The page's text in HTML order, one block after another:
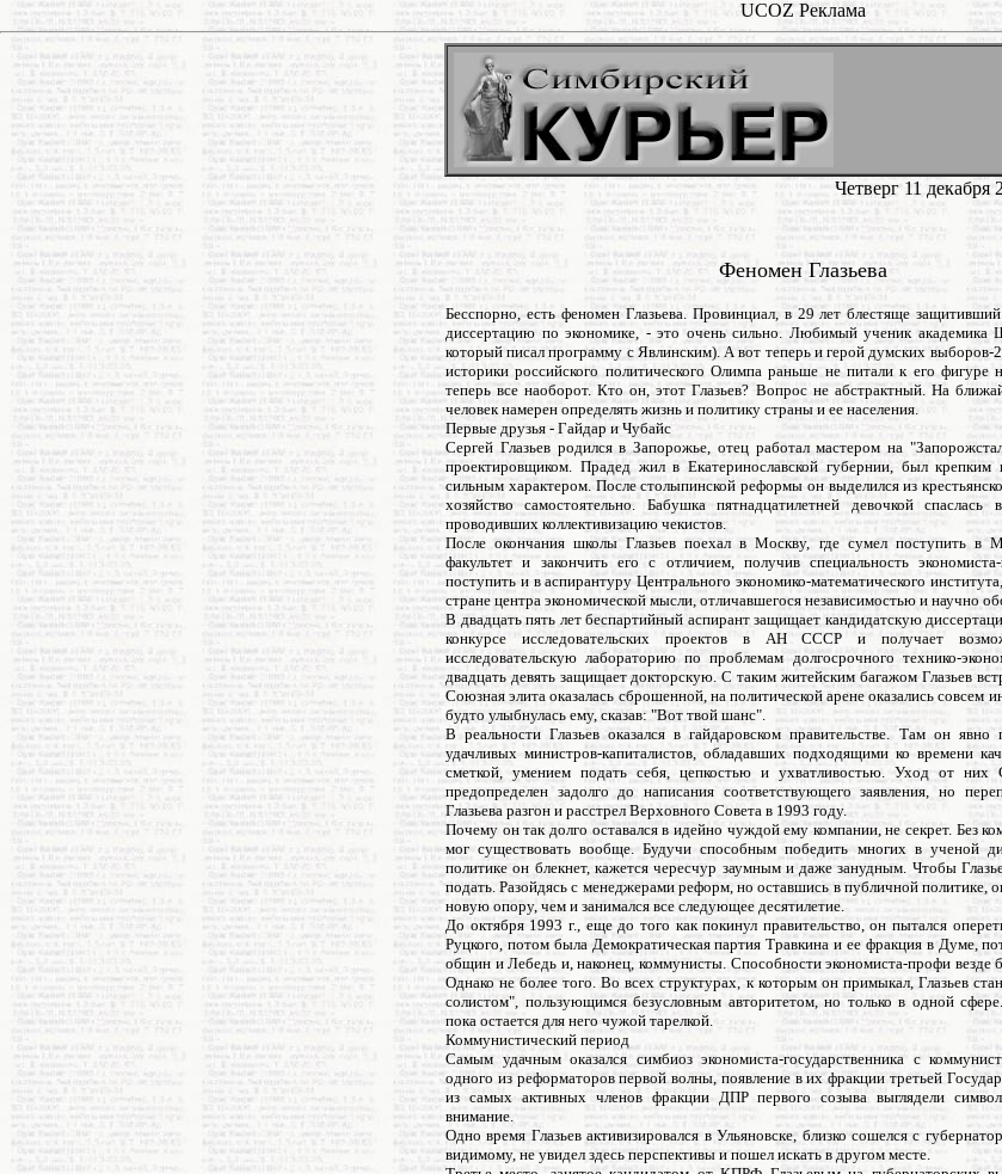
UCOZ Реклама
Четверг 11
Феномен Глазьева
Бесспорно, есть феномен Глазьева. Провинциал, в 29 лет блестяще
диссертацию по экономике, - это очень сильно. Любимый ученик академика
который писал программу с Явлинским). А вот теперь и герой думских выборов-
историки российского политического Олимпа раньше не питали к его фигуре
теперь все наоборот. Кто он, этот Глазьев? Вопрос не абстрактный. На
человек намерен определять жизнь и политику страны и ее населения.
Первые друзья - Гайдар и Чубайс
Сергей Глазьев родился в Запорожье, отец работал мастером на
проектировщиком. Прадед жил в Екатеринославской губернии, был крепким
сильным характером. После столыпинской реформы он выделился из
хозяйство самостоятельно. Бабушка пятнадцатилетней девочкой
проводивших коллективизацию чекистов.
После окончания школы Глазьев поехал в Москву, где сумел поступить в
факультет и закончить его с отличием, получив специальность
поступить и в аспирантуру Центрального экономико-математического
стране центра экономической мысли, отличавшегося независимостью и научно
В двадцать пять лет беспартийный аспирант защищает кандидатскую
конкурсе исследовательских проектов в АН СССР и получает
исследовательскую лабораторию по проблемам долгосрочного технико-
двадцать девять защищает докторскую. С таким житейским багажом Глазьев
Союзная элита оказалась сброшенной, на политической арене оказались совсем
будто улыбнулась ему, сказав: "Вот твой шанс".
В реальности Глазьев оказался в гайдаровском правительстве. Там он
удачливых министров-капиталистов, обладавших подходящими ко времени
сметкой, умением подать себя, цепкостью и ухватливостью. Уход от
предопределен задолго до написания соответствующего заявления, но
Глазьева разгон и расстрел Верховного Совета в 1993 году.
Почему он так долго оставался в идейно чуждой ему компании, не секрет. Без
мог существовать вообще. Будучи способным победить многих в ученой
политике он блекнет, кажется чересчур заумным и даже занудным. Чтобы
подать. Разойдясь с менеджерами реформ, но оставшись в публичной политике,
новую опору, чем и занимался все следующее десятилетие.
До октября 1993 г., еще до того как покинул правительство, он пытался
Руцкого, потом была Демократическая партия Травкина и ее фракция в Думе,
общин и Лебедь и, наконец, коммунисты. Способности экономиста-профи везде
Однако не более того. Во всех структурах, к которым он примыкал, Глазьев
солистом", пользующимся безусловным авторитетом, но только в одной
пока остается для него чужой тарелкой.
Коммунистический период
Самым удачным оказался симбиоз экономиста-государственника с
одного из реформаторов первой волны, появление в их фракции третьей
из самых активных членов фракции ДПР первого созыва выглядели
внимание.
Одно время Глазьев активизировался в Ульяновске, близко сошелся с
видимому, не увидел здесь перспективы и пошел искать в другом месте.